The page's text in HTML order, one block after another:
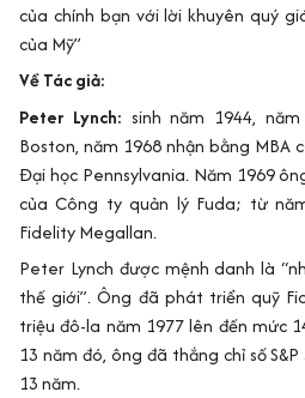
của chính bạn với lời khuyên quý
của Mỹ”
Về Tác giả:
Peter Lynch: sinh năm 1944,
Boston, năm 1968 nhận bằng MBA
Đại học Pennsylvania. Năm 1969
của Công ty quản lý Fuda; từ
Fidelity Megallan.
Peter Lynch được mệnh danh là
thế giới”. Ông đã phát triển quỹ
triệu đô-la năm 1977 lên đến mức
13 năm đó, ông đã thắng chỉ số
13 năm.